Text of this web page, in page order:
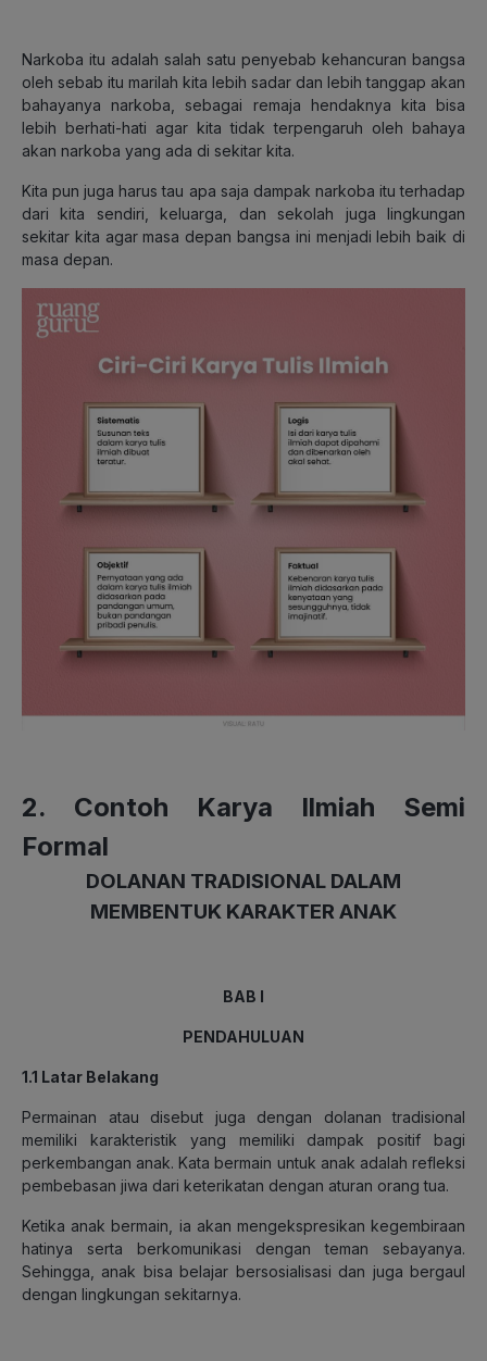
Narkoba itu adalah salah satu penyebab kehancuran bangsa
oleh sebab itu marilah kita lebih sadar dan lebih tanggap akan
bahayanya narkoba, sebagai remaja hendaknya kita bisa
lebih berhati-hati agar kita tidak terpengaruh oleh bahaya
akan narkoba yang ada di sekitar kita.
Kita pun juga harus tau apa saja dampak narkoba itu terhadap
dari kita sendiri, keluarga, dan sekolah juga lingkungan
sekitar kita agar masa depan bangsa ini menjadi lebih baik di
masa depan.
2. Contoh Karya Ilmiah Semi
Formal
DOLANAN TRADISIONAL DALAM
MEMBENTUK KARAKTER ANAK
BAB I
PENDAHULUAN
1.1 Latar Belakang
Permainan atau disebut juga dengan dolanan tradisional
memiliki karakteristik yang memiliki dampak positif bagi
perkembangan anak. Kata bermain untuk anak adalah refleksi
pembebasan jiwa dari keterikatan dengan aturan orang tua.
Ketika anak bermain, ia akan mengekspresikan kegembiraan
hatinya serta berkomunikasi dengan teman sebayanya.
Sehingga, anak bisa belajar bersosialisasi dan juga bergaul
dengan lingkungan sekitarnya.